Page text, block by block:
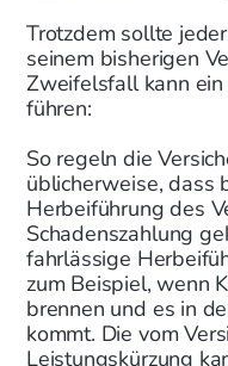
Trotzdem sollte
seinem bisherigen
Zweifelsfall kann
führen:
So regeln die
üblicherweise, dass
Herbeiführung des
Schadenszahlung
fahrlässige
zum Beispiel, wenn
brennen und es in
kommt. Die vom
Leistungskürzung